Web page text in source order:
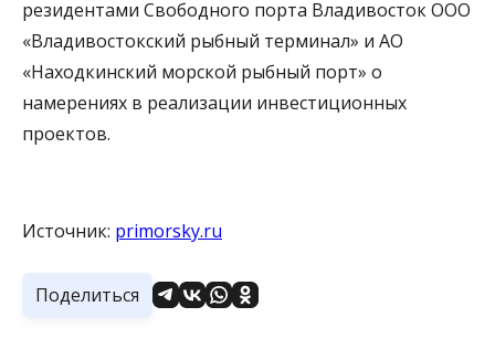
резидентами Cвободного порта Владивосток ООО
«Владивостокский рыбный терминал» и АО
«Находкинский морской рыбный порт» о
намерениях в реализации инвестиционных
проектов.
Источник: primorsky.ru
Поделиться